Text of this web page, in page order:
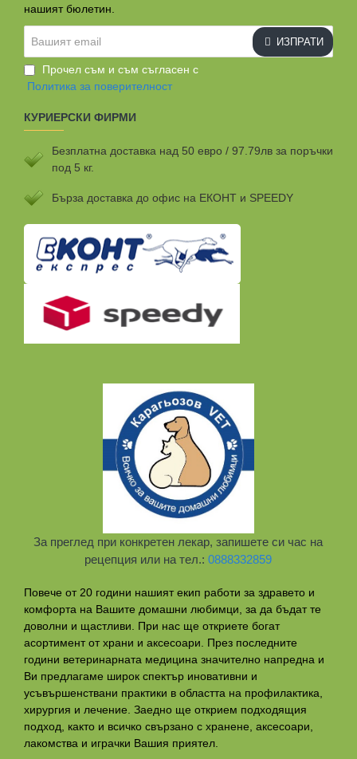
нашият бюлетин.
email
ИЗПРАТИ
Прочел съм и съм съгласен с
Политика за поверителност
КУРИЕРСКИ ФИРМИ
Безплатна доставка над 50 евро / 97.79лв за поръчки
под 5 кг.
Бързa доставка до офис на ЕКОНТ и SPEEDY
За преглед при конкретен лекар, запишете си час на
рецепция или на тел.:0888332859
Повече от 20 години нашият екип работи за здравето и
комфорта на Вашите домашни любимци, за да бъдат те
доволни и щастливи. При нас ще откриете богат
асортимент от храни и аксесоари. През последните
години ветеринарната медицина значително напредна и
Ви предлагаме широк спектър иновативни и
усъвършенствани практики в областта на профилактикa,
хирургия и лечение. Заедно ще открием подходящия
подход, както и всичко свързано с хранене, аксесоари,
лакомства и играчки Вашия приятел.